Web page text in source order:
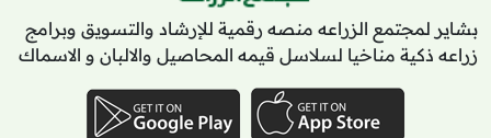
بشاير لمجتمع الزراعه منصه رقمية للإرشاد والتسويق وبرامج
زراعه ذكية مناخيا لسلاسل قيمه المحاصيل والالبان و الاسماك